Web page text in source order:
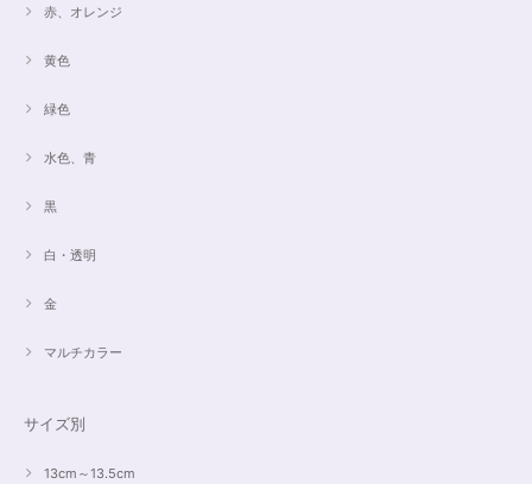
赤、オレンジ
黄色
緑色
水色、青
黒
白・透明
金
マルチカラー
サイズ別
13cm～13.5cm